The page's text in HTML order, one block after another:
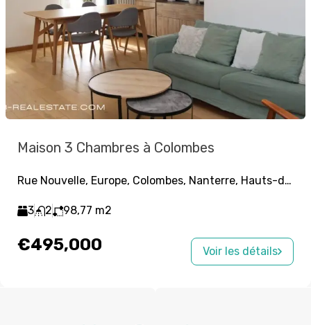
Maison 3 Chambres à Colombes
Rue Nouvelle, Europe, Colombes, Nanterre, Hauts-de-Seine, Île-de-France, France métropolitaine, 92700, France
3 2 98,77 m2
€495,000 Voir les détails